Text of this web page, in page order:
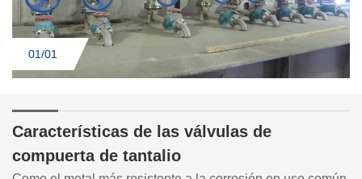
01/01
Características de las válvulas de
compuerta de tantalio